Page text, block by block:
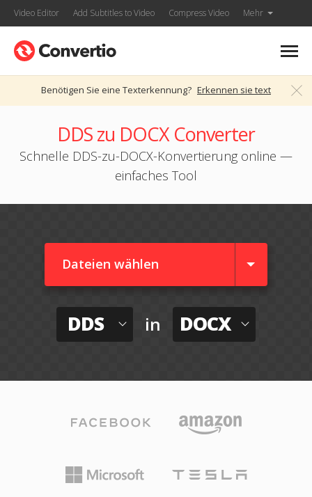
Video Editor Add Subtitles to Video Compress Video Mehr
Benötigen Sie eine Texterkennung? Erkennen sie text
DDS zu DOCX Converter
Schnelle DDS-zu-DOCX-Konvertierung online —
einfaches Tool
Dateien wählen
DDS in DOCX